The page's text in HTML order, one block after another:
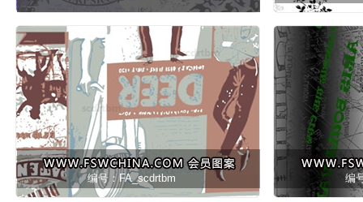
编号：FA_scdrtbm 编